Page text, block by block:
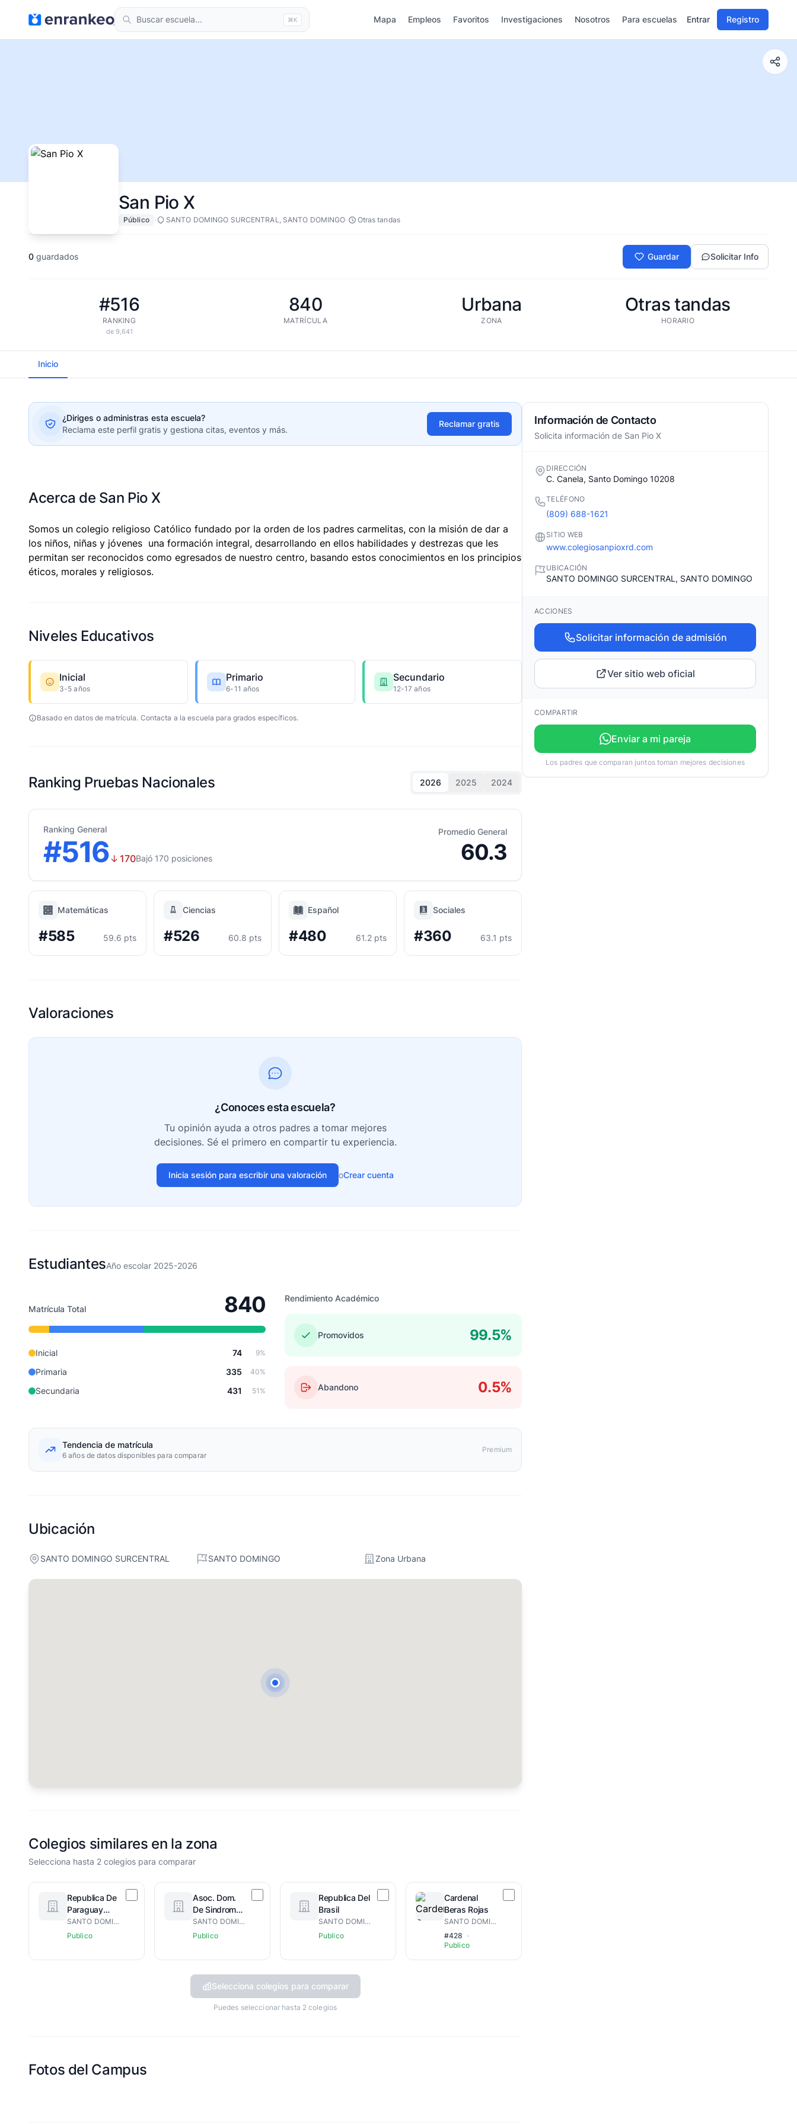
⌘K Mapa Empleos Favoritos Investigaciones Nosotros Para escuelas Entrar Registro
San Pio X
Público · SANTO DOMINGO SURCENTRAL, SANTO DOMINGO· Otras tandas
0 guardados Guardar Solicitar Info
#516
RANKING
de 9,641
840
MATRÍCULA
Urbana
ZONA
Otras tandas
HORARIO
Inicio
¿Diriges o administras esta escuela?
Reclama este perfil gratis y gestiona citas, eventos y más.
Reclamar gratis
Acerca de San Pio X
Somos un colegio religioso Católico fundado por la orden de los padres carmelitas, con la misión de dar a
los niños, niñas y jóvenes una formación integral, desarrollando en ellos habilidades y destrezas que les
permitan ser reconocidos como egresados de nuestro centro, basando estos conocimientos en los principios
éticos, morales y religiosos.
Niveles Educativos
Inicial
3-5 años
Primario
6-11 años
Secundario
12-17 años
Basado en datos de matrícula. Contacta a la escuela para grados específicos.
Ranking Pruebas Nacionales 2026 2025 2024
Ranking General
#516↓ 170Bajó 170 posiciones
Promedio General
60.3
Matemáticas
#585 59.6 pts
Ciencias
#526 60.8 pts
Español
#480 61.2 pts
Sociales
#360 63.1 pts
Valoraciones
¿Conoces esta escuela?
Tu opinión ayuda a otros padres a tomar mejores
decisiones. Sé el primero en compartir tu experiencia.
Inicia sesión para escribir una valoración oCrear cuenta
EstudiantesAño escolar 2025-2026
Matrícula Total 840
Inicial 74 9%
Primaria 335 40%
Secundaria 431 51%
Rendimiento Académico
Promovidos 99.5%
Abandono 0.5%
Tendencia de matrícula
6 años de datos disponibles para comparar
Premium
Ubicación
SANTO DOMINGO SURCENTRAL SANTO DOMINGO Zona Urbana
Colegios similares en la zona
Selecciona hasta 2 colegios para comparar
Republica De
Paraguay
(Vespertina)SANTO DOMINGO DE GUZMÁN
Publico
Asoc. Dom.
De Sindrome
De Down
SANTO DOMINGO DE GUZMÁN
Publico
Republica Del
Brasil
SANTO DOMINGO DE GUZMÁN
Publico
Cardenal
Beras Rojas
SANTO DOMINGO SURCENTRAL
#428
·
Publico
Selecciona colegios para comparar
Puedes seleccionar hasta 2 colegios
Fotos del Campus
Información de Contacto
Solicita información de San Pio X
DIRECCIÓN
C. Canela, Santo Domingo 10208
TELÉFONO
(809) 688-1621
SITIO WEB
www.colegiosanpioxrd.com
UBICACIÓN
SANTO DOMINGO SURCENTRAL, SANTO DOMINGO
ACCIONES
Solicitar información de admisión
Ver sitio web oficial
COMPARTIR
Enviar a mi pareja
Los padres que comparan juntos toman mejores decisiones